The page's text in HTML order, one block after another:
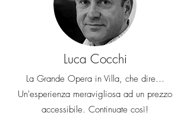
Luca Cocchi
La Grande Opera in Villa, che dire...
Un'esperienza meravigliosa ad un prezzo
accessibile. Continuate così!